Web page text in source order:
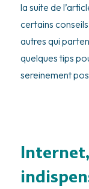
la suite de
certains
autres qui
quelques tips
sereinement